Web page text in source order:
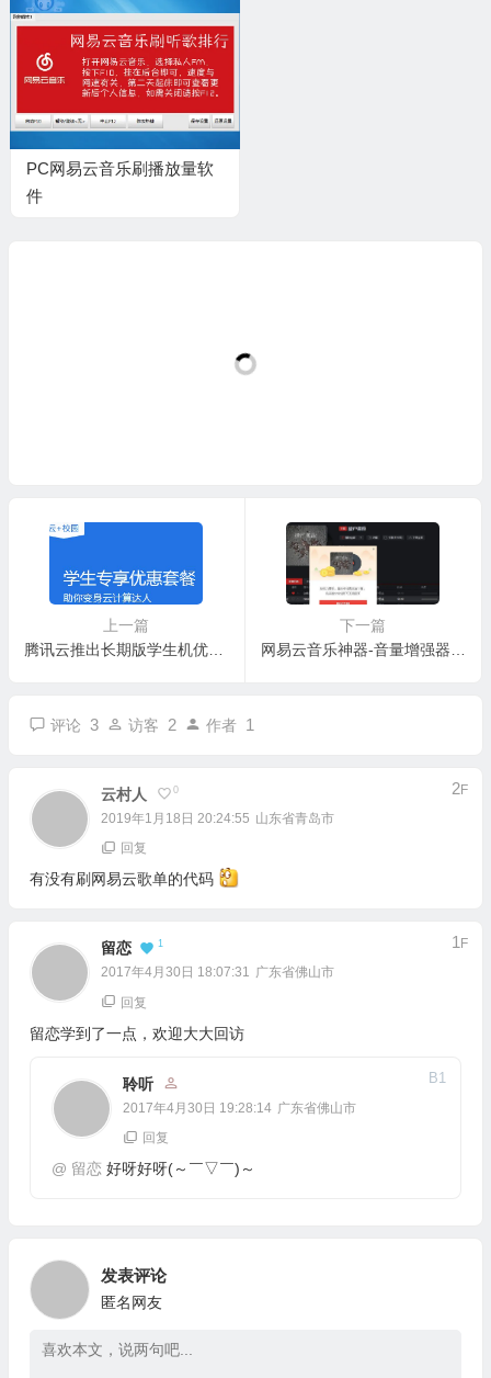
return cI
var bGO = function (ce, bl) { return ce.replace(/\{(.*?)\}/gi, function ($1, $2) {
var bGW = function (cl, bf, be) {
bj.bG(window, "requesterror", be);
if (!!be.stopped) return;
if (bm.hF(cl.format)) {
};
cl.beforeload.call(this, bV, bf, cl)
bGW.call(this,
cl,
}
var bo = bV;
bo = bHc.call(this, bV, cl, bf)
var bfD = [];
bm.cr(vX.urls, function (ce) { bfD.push(bHc.call(this, bV[ce], vX.conf[ce], bf))
bo = cl.format.apply(this, bfD)
if (bm.gO(vp)) {
bHl.call(this, this.bG(vp, bo), bf)
} else {
bHl.call(this, (vp || cz).call(this, bo), bf)
PC网易云音乐刷播放量软
件
上一篇
腾讯云推出长期版学生机优惠套餐
下一篇
评论 3 访客 2 作者 1
云村人 0
2019年1月18日 20:24:55 山东省青岛市
2F
回复
有没有刷网易云歌单的代码
留恋 1
2017年4月30日 18:07:31 广东省佛山市
1 F
回复
留恋学到了一点，欢迎大大回访
聆听
2017年4月30日 19:28:14 广东省佛山市
B1
回复
@ 留恋 好呀好呀(～￣▽￣)～
发表评论
匿名网友